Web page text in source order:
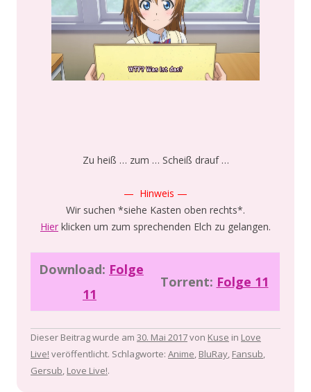
Zu heiß … zum … Scheiß drauf …
— Hinweis —
Wir suchen *siehe Kasten oben rechts*.
Hier klicken um zum sprechenden Elch zu gelangen.
Download: Folge
11
Torrent: Folge 11
Dieser Beitrag wurde am 30. Mai 2017von Kuse in Love
Live! veröffentlicht. Schlagworte: Anime, BluRay, Fansub,
Gersub, Love Live!.